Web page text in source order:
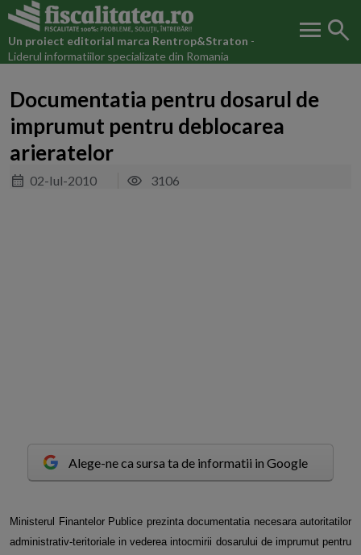
Un proiect editorial marca Rentrop&Straton -
Liderul informatiilor specializate din Romania
menu search
Documentatia pentru dosarul de
imprumut pentru deblocarea
arieratelor
02-Iul-2010 3106
Alege-ne ca sursa ta de informatii in Google
M inisterul Finantelor Publice prezinta documentatia necesara autoritatilor
administrativ-teritoriale in vederea intocmirii dosarului de imprumut pentru